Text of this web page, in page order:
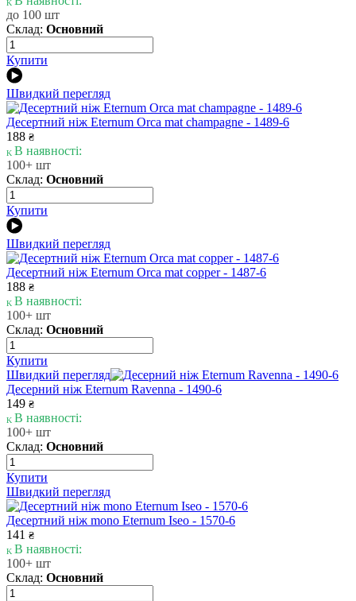
до 100 шт
Склад: Основний
Купити
Швидкий перегляд
Десертний ніж Eternum Orca mat champagne - 1489-6
188 ₴
В наявності:
100+ шт
Склад: Основний
Купити
Швидкий перегляд
Десертний ніж Eternum Orca mat copper - 1487-6
188 ₴
В наявності:
100+ шт
Склад: Основний
Купити
Швидкий перегляд
Десерний ніж Eternum Ravenna - 1490-6
149 ₴
В наявності:
100+ шт
Склад: Основний
Купити
Швидкий перегляд
Десертний ніж mono Eternum Iseo - 1570-6
141 ₴
В наявності:
100+ шт
Склад: Основний